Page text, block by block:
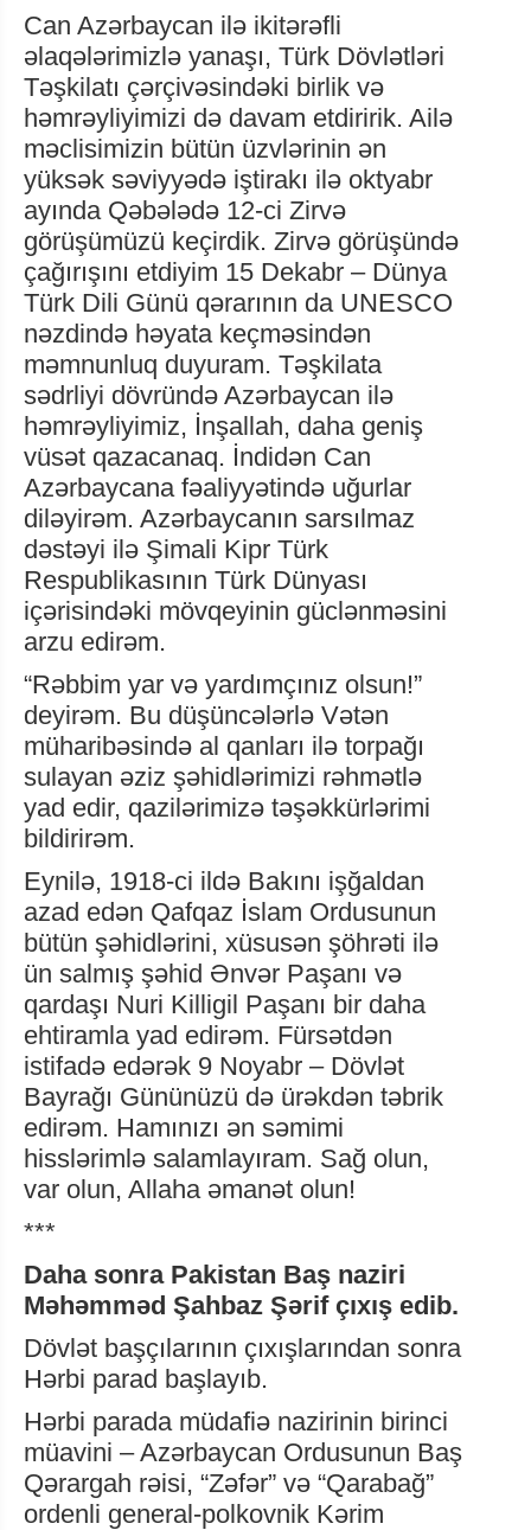
Can Azərbaycan ilə ikitərəfli
əlaqələrimizlə yanaşı, Türk Dövlətləri
Təşkilatı çərçivəsindəki birlik və
həmrəyliyimizi də davam etdiririk. Ailə
məclisimizin bütün üzvlərinin ən
yüksək səviyyədə iştirakı ilə oktyabr
ayında Qəbələdə 12-ci Zirvə
görüşümüzü keçirdik. Zirvə görüşündə
çağırışını etdiyim 15 Dekabr – Dünya
Türk Dili Günü qərarının da UNESCO
nəzdində həyata keçməsindən
məmnunluq duyuram. Təşkilata
sədrliyi dövründə Azərbaycan ilə
həmrəyliyimiz, İnşallah, daha geniş
vüsət qazacanaq. İndidən Can
Azərbaycana fəaliyyətində uğurlar
diləyirəm. Azərbaycanın sarsılmaz
dəstəyi ilə Şimali Kipr Türk
Respublikasının Türk Dünyası
içərisindəki mövqeyinin güclənməsini
arzu edirəm.
“Rəbbim yar və yardımçınız olsun!”
deyirəm. Bu düşüncələrlə Vətən
müharibəsində al qanları ilə torpağı
sulayan əziz şəhidlərimizi rəhmətlə
yad edir, qazilərimizə təşəkkürlərimi
bildirirəm.
Eynilə, 1918-ci ildə Bakını işğaldan
azad edən Qafqaz İslam Ordusunun
bütün şəhidlərini, xüsusən şöhrəti ilə
ün salmış şəhid Ənvər Paşanı və
qardaşı Nuri Killigil Paşanı bir daha
ehtiramla yad edirəm. Fürsətdən
istifadə edərək 9 Noyabr – Dövlət
Bayrağı Gününüzü də ürəkdən təbrik
edirəm. Hamınızı ən səmimi
hisslərimlə salamlayıram. Sağ olun,
var olun, Allaha əmanət olun!
***
Daha sonra Pakistan Baş naziri
Məhəmməd Şahbaz Şərif çıxış edib.
Dövlət başçılarının çıxışlarından sonra
Hərbi parad başlayıb.
Hərbi parada müdafiə nazirinin birinci
müavini – Azərbaycan Ordusunun Baş
Qərargah rəisi, “Zəfər” və “Qarabağ”
ordenli general-polkovnik Kərim